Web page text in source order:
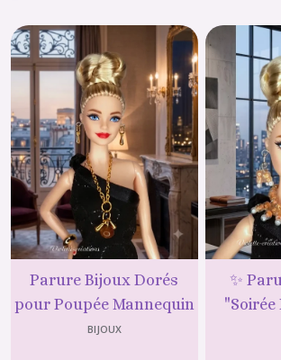
Parure Bijoux Dorés
pour Poupée Mannequin
29-30 cm - Collier
BIJOUX
✨